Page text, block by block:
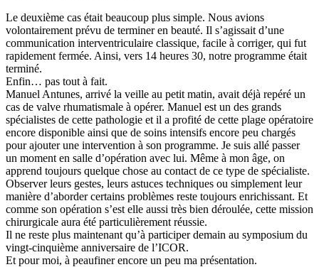
Le deuxième cas était beaucoup plus simple. Nous avions
volontairement prévu de terminer en beauté. Il s’agissait d’une
communication interventriculaire classique, facile à corriger, qui fut
rapidement fermée. Ainsi, vers 14 heures 30, notre programme était
terminé.
Enfin… pas tout à fait.
Manuel Antunes, arrivé la veille au petit matin, avait déjà repéré un
cas de valve rhumatismale à opérer. Manuel est un des grands
spécialistes de cette pathologie et il a profité de cette plage opératoire
encore disponible ainsi que de soins intensifs encore peu chargés
pour ajouter une intervention à son programme. Je suis allé passer
un moment en salle d’opération avec lui. Même à mon âge, on
apprend toujours quelque chose au contact de ce type de spécialiste.
Observer leurs gestes, leurs astuces techniques ou simplement leur
manière d’aborder certains problèmes reste toujours enrichissant. Et
comme son opération s’est elle aussi très bien déroulée, cette mission
chirurgicale aura été particulièrement réussie.
Il ne reste plus maintenant qu’à participer demain au symposium du
vingt-cinquième anniversaire de l’ICOR.
Et pour moi, à peaufiner encore un peu ma présentation.